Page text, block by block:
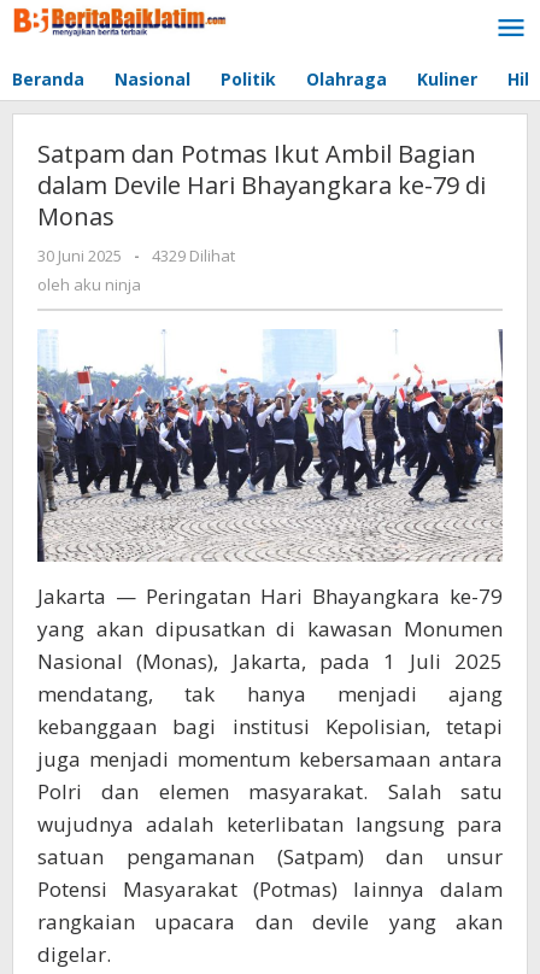
Lewati
ke
Beranda Nasional Politik Olahraga Kuliner
Satpam dan Potmas Ikut Ambil Bagian
dalam Devile Hari Bhayangkara ke-79 di
Monas
30 Juni 2025
oleh
aku
-
4329 Dilihat
oleh aku ninja
Jakarta — Peringatan Hari Bhayangkara ke-79
yang akan dipusatkan di kawasan Monumen
Nasional (Monas), Jakarta, pada 1 Juli 2025
mendatang, tak hanya menjadi ajang
kebanggaan bagi institusi Kepolisian, tetapi
juga menjadi momentum kebersamaan antara
Polri dan elemen masyarakat. Salah satu
wujudnya adalah keterlibatan langsung para
satuan pengamanan (Satpam) dan unsur
Potensi Masyarakat (Potmas) lainnya dalam
rangkaian upacara dan devile yang akan
digelar.